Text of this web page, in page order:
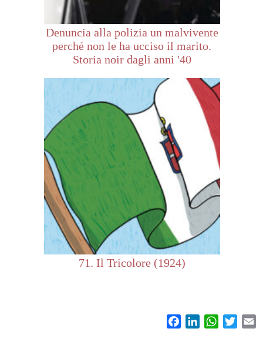
Denuncia alla polizia un malvivente
perché non le ha ucciso il marito.
Storia noir dagli anni '40
71. Il Tricolore (1924)
FacebookLinkedIn